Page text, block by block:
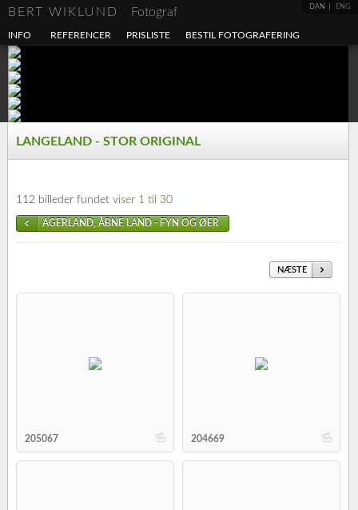
DAN ENG
BERT WIKLUND Fotograf
INFO REFERENCER PRISLISTE BESTIL FOTOGRAFERING
LANGELAND - STOR ORIGINAL
112 billeder fundet viser 1 til 30
AGERLAND, ÅBNE LAND - FYN OG ØER
NÆSTE
b
205067 b
204669